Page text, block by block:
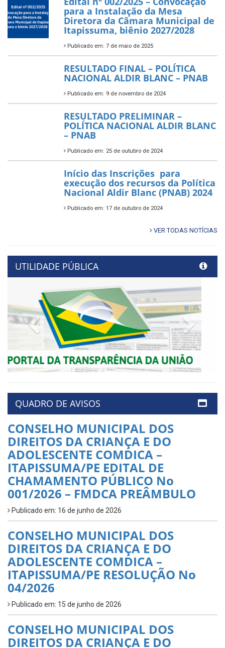
para a Instalação da Mesa
Diretora da Câmara Municipal de
Itapissuma, biênio 2027/2028
Publicado em: 7 de maio de 2025
RESULTADO FINAL – POLÍTICA
NACIONAL ALDIR BLANC – PNAB
Publicado em: 9 de novembro de 2024
RESULTADO PRELIMINAR –
POLÍTICA NACIONAL ALDIR BLANC
– PNAB
Publicado em: 25 de outubro de 2024
Início das Inscrições para
execução dos recursos da Política
Nacional Aldir Blanc (PNAB) 2024
Publicado em: 17 de outubro de 2024
VER TODAS NOTÍCIAS
UTILIDADE PÚBLICA
Previous
QUADRO DE AVISOS
CONSELHO MUNICIPAL DOS
DIREITOS DA CRIANÇA E DO
ADOLESCENTE COMDICA –
ITAPISSUMA/PE EDITAL DE
CHAMAMENTO PÚBLICO No
001/2026 – FMDCA PREÂMBULO
Publicado em: 16 de junho de 2026
CONSELHO MUNICIPAL DOS
DIREITOS DA CRIANÇA E DO
ADOLESCENTE COMDICA –
ITAPISSUMA/PE RESOLUÇÃO No
04/2026
Publicado em: 15 de junho de 2026
CONSELHO MUNICIPAL DOS
DIREITOS DA CRIANÇA E DO